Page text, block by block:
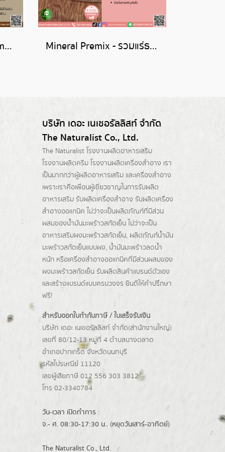
Blended Oil Powder Omega F3 Mineral Premix - รวมแร่ธาตุ
บริษัท เดอะ เนเชอรัลลิสท์ จำกัด
The Naturalist Co., Ltd.
The Naturalist โรงงานผลิตอาหารเสริม
โรงงานผลิตครีมโรงงานผลิตเครื่องสำอาง เรา
เป็นมากกว่าผู้ผลิตอาหารเสริมและเครื่องสำอาง
เพราะเราคือเพื่อนผู้เชี่ยวชาญในการรับผลิต
อาหารเสริม รับผลิตเครื่องสำอาง รับผลิตเครื่อง
สำอางออแกนิค ไม่ว่าจะเป็นผลิตภัณฑ์ที่มีส่วน
ผสมของน้ำมันมะพร้าวสกัดเย็น ไม่ว่าจะเป็น
อาหารเสริมผงมะพร้าวสกัดเย็น, ผลิตภัณฑ์น้ำมัน
มะพร้าวสกัดเย็นแบบผง, น้ำมันมะพร้าวลดน้ำ
หนักหรือเครื่องสำอางออแกนิคที่มีส่วนผสมของ
ผงมะพร้าวสกัดเย็น รับผลิตสินค้าแบรนด์ตัวเอง
และสร้างแบรนด์แบบครบวงจร ยินดีให้คำปรึกษา
ฟรี!
สำหรับออกใบกำกับภาษี / ใบเสร็จรับเงิน
บริษัท เดอะ เนเชอรัลลิสท์ จำกัด(ส่านักงานใหญ่)
เลขที่ 80/12-13 หมู่ที่ 4 ตำบลบางตลาด
อำเภอปากเกร็ดจังหวัดนนทบุรี
รหัสไปรษณีย์ 11120
เลขผู้เสียภาษี 012 556 303 3812
โทร 02-3340784
วัน-เวลา เปิดทำการ :
จ.- ศ. 08:30-17:30 น.. (หยุดวันเสาร์-อาทิตย์)
The Naturalist Co., Ltd.